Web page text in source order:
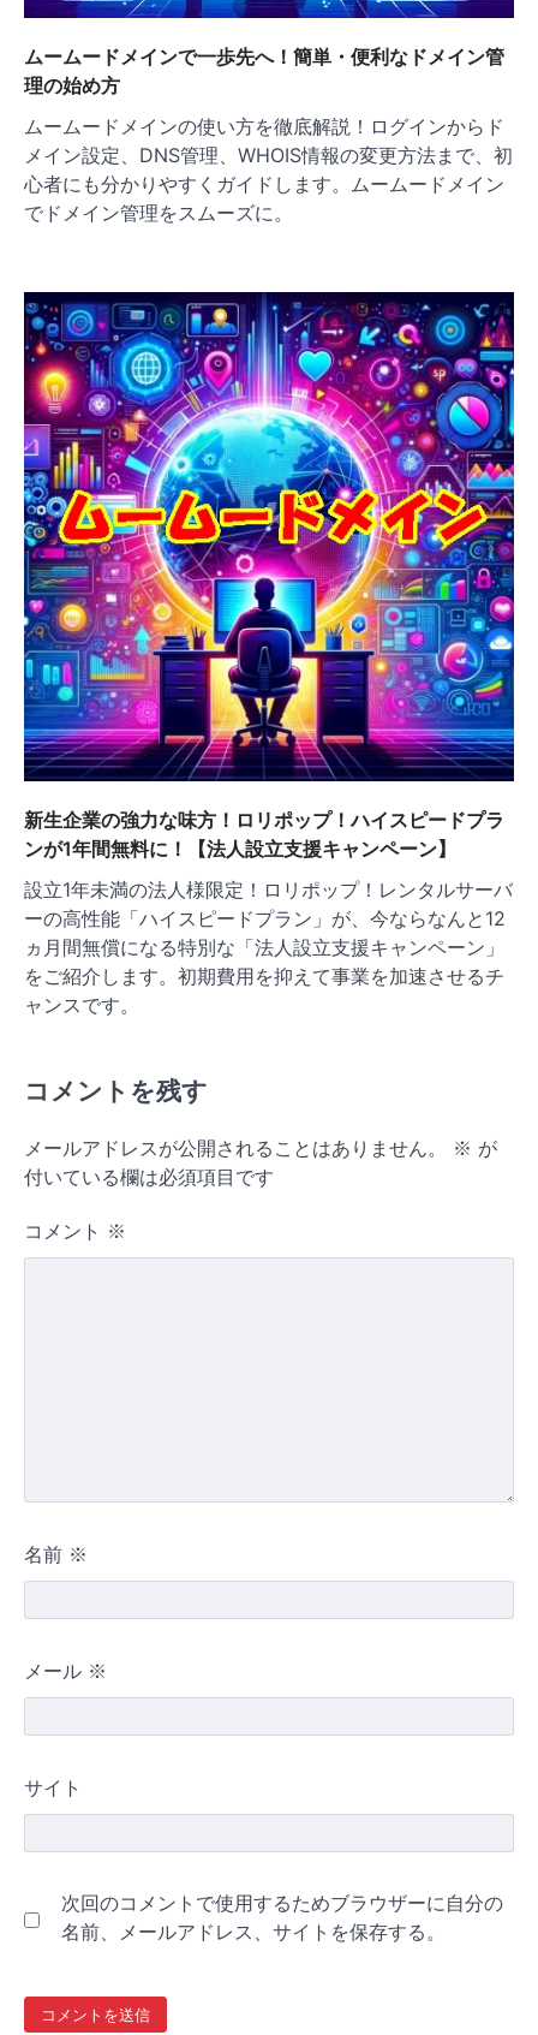
ムームードメインで一歩先へ！簡単・便利なドメイン管
理の始め方
ムームードメインの使い方を徹底解説！ログインからド
メイン設定、DNS管理、WHOIS情報の変更方法まで、初
心者にも分かりやすくガイドします。ムームードメイン
でドメイン管理をスムーズに。
新生企業の強力な味方！ロリポップ！ハイスピードプラ
ンが1年間無料に！【法人設立支援キャンペーン】
設立1年未満の法人様限定！ロリポップ！レンタルサーバ
ーの高性能「ハイスピードプラン」が、今ならなんと12
ヵ月間無償になる特別な「法人設立支援キャンペーン」
をご紹介します。初期費用を抑えて事業を加速させるチ
ャンスです。
コメントを残す
メールアドレスが公開されることはありません。 ※ が
付いている欄は必須項目です
コメント ※
名前 ※
メール ※
サイト
次回のコメントで使用するためブラウザーに自分の
名前、メールアドレス、サイトを保存する。